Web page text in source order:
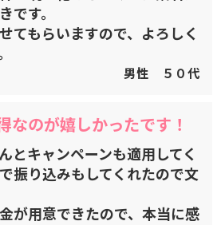
です。
てもらいますので、よろしく
男性 ５０代
なのが嬉しかったです！
とキャンペーンも適用してく
振り込みもしてくれたので文
が用意できたので、本当に感